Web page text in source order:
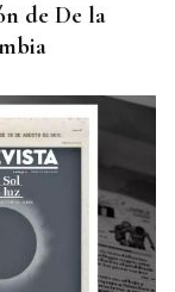
de De la